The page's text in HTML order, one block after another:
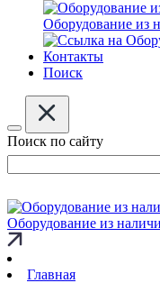
Оборудование из
Контакты
Поиск
Поиск по сайту
Оборудование из
Главная